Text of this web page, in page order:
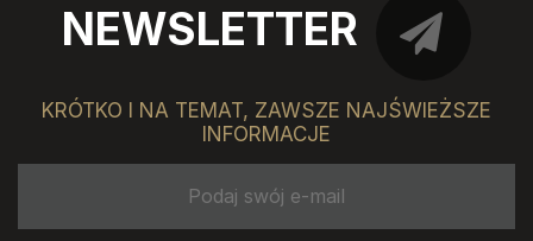
NEWSLETTER
KRÓTKO I NA TEMAT, ZAWSZE NAJŚWIEŻSZE
INFORMACJE